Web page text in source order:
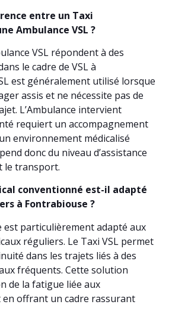
entre un Taxi
Ambulance VSL ?
VSL répondent à des
le cadre de VSL à
est généralement utilisé lorsque
assis et ne nécessite pas de
L’Ambulance intervient
requiert un accompagnement
environnement médicalisé
donc du niveau d’assistance
le transport.
conventionné est-il adapté
à Fontrabiouse ?
est particulièrement adapté aux
réguliers. Le Taxi VSL permet
dans les trajets liés à des
fréquents. Cette solution
de la fatigue liée aux
offrant un cadre rassurant